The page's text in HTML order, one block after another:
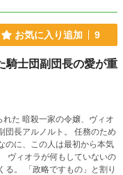
お気に入り追加 9
騎士団副団長の愛が重
た 暗殺一家の令嬢、ヴィオ
団長アルノルト。 任務のため
のに、この人は最初から本気
ヴィオラが何もしていないの
る。 「政略ですもの」と割り